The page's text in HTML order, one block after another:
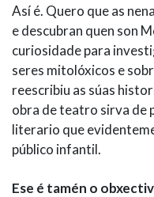
Así é. Quero que as
e descubran quen son
curiosidade para
seres mitolóxicos e
reescribiu as súas
obra de teatro sirva de
literario que
público infantil.
Ese é tamén o